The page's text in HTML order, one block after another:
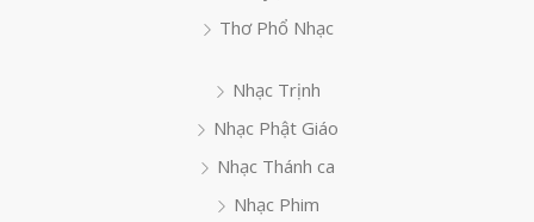
Thơ Phổ Nhạc
Nhạc Trịnh
Nhạc Phật Giáo
Nhạc Thánh ca
Nhạc Phim